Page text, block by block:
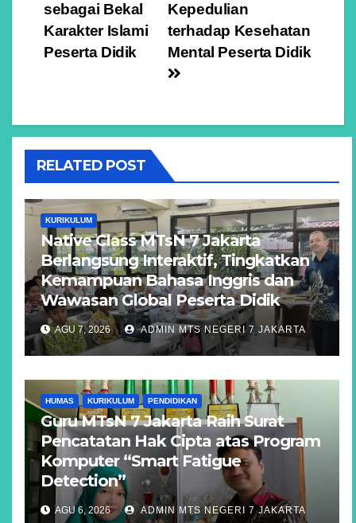
Kepedulian
terhadap Kesehatan
Mental Peserta Didik
sebagai Bekal
Karakter Islami
Peserta Didik
RELATED POST
KURIKULUM
Native Class MTsN 7 Jakarta
Berlangsung Interaktif, Tingkatkan
Kemampuan Bahasa Inggris dan
Wawasan Global Peserta Didik
AGU 7, 2026 ADMIN MTS NEGERI 7 JAKARTA
HUMAS KURIKULUM PENDIDIKAN
Guru MTsN 7 Jakarta Raih Surat
Pencatatan Hak Cipta atas Program
Komputer “Smart Fatigue
Detection”
AGU 6, 2026 ADMIN MTS NEGERI 7 JAKARTA